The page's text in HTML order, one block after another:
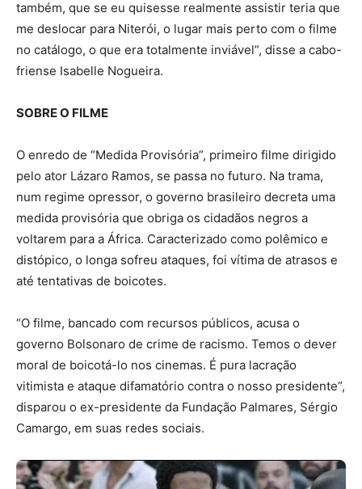
também, que se eu quisesse realmente assistir teria que
me deslocar para Niterói, o lugar mais perto com o filme
no catálogo, o que era totalmente inviável”, disse a cabo-
friense Isabelle Nogueira.
SOBRE O FILME
O enredo de “Medida Provisória”, primeiro filme dirigido
pelo ator Lázaro Ramos, se passa no futuro. Na trama,
num regime opressor, o governo brasileiro decreta uma
medida provisória que obriga os cidadãos negros a
voltarem para a África. Caracterizado como polêmico e
distópico, o longa sofreu ataques, foi vítima de atrasos e
até tentativas de boicotes.
“O filme, bancado com recursos públicos, acusa o
governo Bolsonaro de crime de racismo. Temos o dever
moral de boicotá-lo nos cinemas. É pura lacração
vitimista e ataque difamatório contra o nosso presidente”,
disparou o ex-presidente da Fundação Palmares, Sérgio
Camargo, em suas redes sociais.